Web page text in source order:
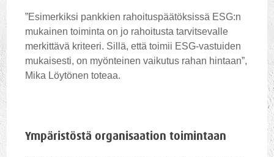
”Esimerkiksi pankkien rahoituspäätöksissä ESG:n
mukainen toiminta on jo rahoitusta tarvitsevalle
merkittävä kriteeri. Sillä, että toimii ESG-vastuiden
mukaisesti, on myönteinen vaikutus rahan hintaan”,
Mika Löytönen toteaa.
Ympäristöstä organisaation toimintaan